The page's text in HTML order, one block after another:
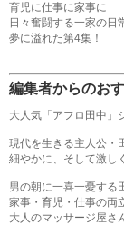
育児に仕事に家事に
日々奮闘する一家の日
夢に溢れた第4集！
編集者からのお
大人気「アフロ田中」
現代を生きる主人公・
細やかに、そして激し
男の朝に一喜一憂する
家事・育児・仕事の両
大人のマッサージ屋さ